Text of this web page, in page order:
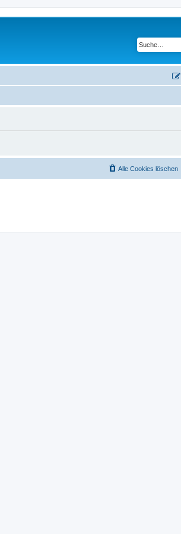
Alle Cookies löschen